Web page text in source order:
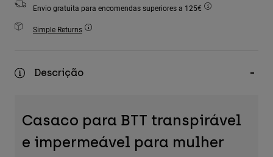
Accessories
All Accessories
Hats & Caps
Envio gratuita para encomendas superiores a 125€
Simple Returns
Descrição
Casaco para BTT transpirável
e impermeável para mulher